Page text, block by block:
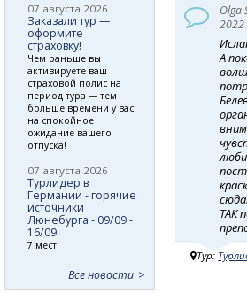
Olga
2022
А
ТАК
Тур:
07 августа 2026
Заказали тур —
оформите
страховку!
Чем раньше вы
активируете ваш
страховой полис на
период тура — тем
больше времени у вас
на спокойное
ожидание вашего
отпуска!
07 августа 2026
Турлидер в
Германии - горячие
источники
Люнебурга - 09/09 -
16/09
7 мест
Все новости